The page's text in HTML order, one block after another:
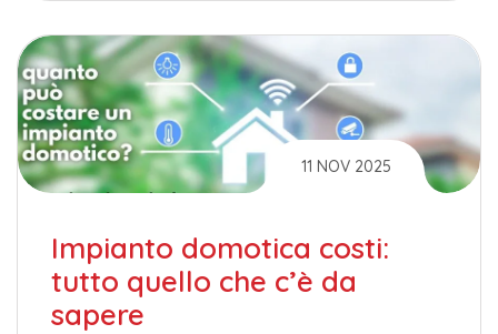
11 NOV 2025
Impianto domotica costi:
tutto quello che c’è da
sapere